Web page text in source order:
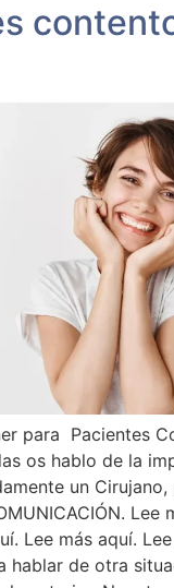
para Pacientes
os hablo de la
un
Lee
Lee más aquí.
hablar de otra